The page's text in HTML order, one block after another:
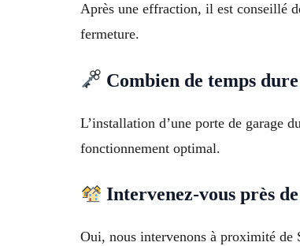
Après une effraction, il est conseillé
fermeture.
Combien de temps
L’installation d’une porte de garage
fonctionnement optimal.
Intervenez-vous près
Oui, nous intervenons à proximité de